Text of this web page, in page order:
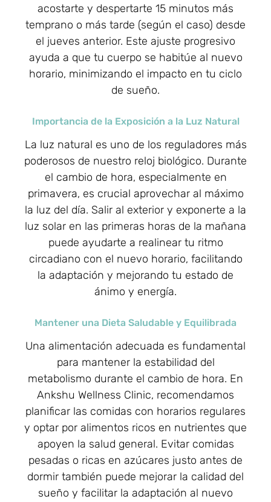
acostarte y despertarte 15 minutos más
temprano o más tarde (según el caso) desde
el jueves anterior. Este ajuste progresivo
ayuda a que tu cuerpo se habitúe al nuevo
horario, minimizando el impacto en tu ciclo
de sueño.
Importancia de la Exposición a la Luz Natural
La luz natural es uno de los reguladores más
poderosos de nuestro reloj biológico. Durante
el cambio de hora, especialmente en
primavera, es crucial aprovechar al máximo
la luz del día. Salir al exterior y exponerte a la
luz solar en las primeras horas de la mañana
puede ayudarte a realinear tu ritmo
circadiano con el nuevo horario, facilitando
la adaptación y mejorando tu estado de
ánimo y energía.
Mantener una Dieta Saludable y Equilibrada
Una alimentación adecuada es fundamental
para mantener la estabilidad del
metabolismo durante el cambio de hora. En
Ankshu Wellness Clinic, recomendamos
planificar las comidas con horarios regulares
y optar por alimentos ricos en nutrientes que
apoyen la salud general. Evitar comidas
pesadas o ricas en azúcares justo antes de
dormir también puede mejorar la calidad del
sueño y facilitar la adaptación al nuevo